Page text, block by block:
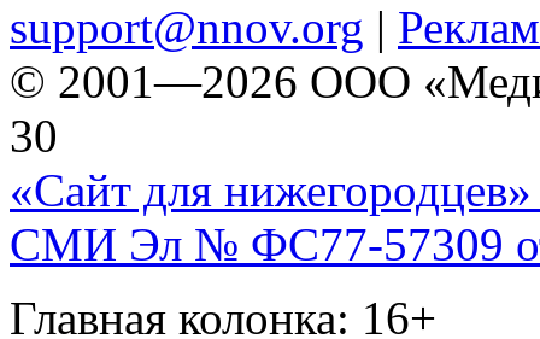
support@nnov.org |
© 2001—2026 ООО
30
«Сайт для нижегородцев»
СМИ Эл № ФС77-57309
Главная колонка: 16+